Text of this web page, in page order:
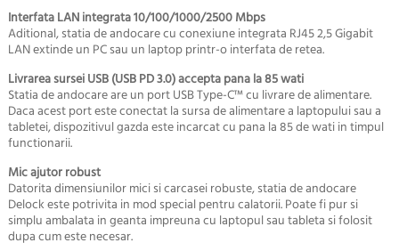
Interfata LAN integrata 10/100/1000/2500 Mbps
Aditional, statia de andocare cu conexiune integrata RJ45 2,5 Gigabit
LAN extinde un PC sau un laptop printr-o interfata de retea.
Livrarea sursei USB (USB PD 3.0) accepta pana la 85 wati
Statia de andocare are un port USB Type-C™ cu livrare de alimentare.
Daca acest port este conectat la sursa de alimentare a laptopului sau a
tabletei, dispozitivul gazda este incarcat cu pana la 85 de wati in timpul
functionarii.
Mic ajutor robust
Datorita dimensiunilor mici si carcasei robuste, statia de andocare
Delock este potrivita in mod special pentru calatorii. Poate fi pur si
simplu ambalata in geanta impreuna cu laptopul sau tableta si folosit
dupa cum este necesar.